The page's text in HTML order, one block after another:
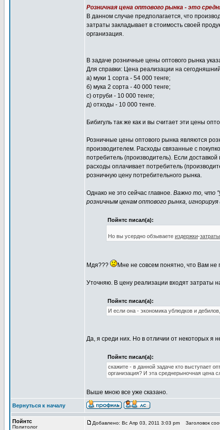
Розничная цена оптового рынка - это
В данном случае предполагается, что
затраты закладывает в стоимость своей
организация.
В задаче розничные цены оптового рынка
Для справки: Цена реализации на
а) муки 1 сорта - 54 000 тенге;
б) мука 2 сорта - 40 000 тенге;
с) отруби - 10 000 тенге;
д) отходы - 10 000 тенге.
Бибигуль так же как и вы считает эти цены
Розничные цены оптового рынка являются
производителем. Расходы связанные с
потребитель (производитель). Если
расходы оплачивает потребитель
розничную цену потребительного рынка.
Однако не это сейчас главное. Важно то, что
розничным ценам оптового рынка,
Пойнтс писал(а):
Но вы усердно обзываете издержки-затраты
Мдя??? Мне не совсем понятно, что Вам не
Уточняю. В цену реализации входят затраты
Пойнтс писал(а):
И если она - экономика ублюдков и
Да, я среди них. Но в отличии от некоторых я
Пойнтс писал(а):
скажите - в данной задаче кто выступает
организация? И эта среднерыночная цена
Выше мною все уже сказано.
Вернуться к началу
Пойнтс
Политолог
Добавлено: Вс Апр 03, 2011 3:03 pm Заголовок